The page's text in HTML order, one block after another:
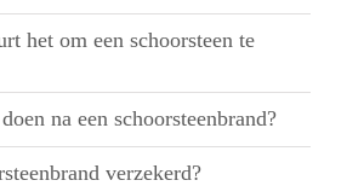
het om een schoorsteen te
na een schoorsteenbrand?
verzekerd?